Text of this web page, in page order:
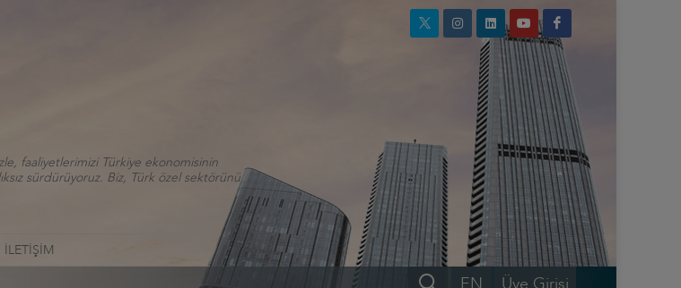
faaliyetlerimizi Türkiye ekonomisinin
sürdürüyoruz. Biz, Türk özel sektörünü
İLETİŞİM